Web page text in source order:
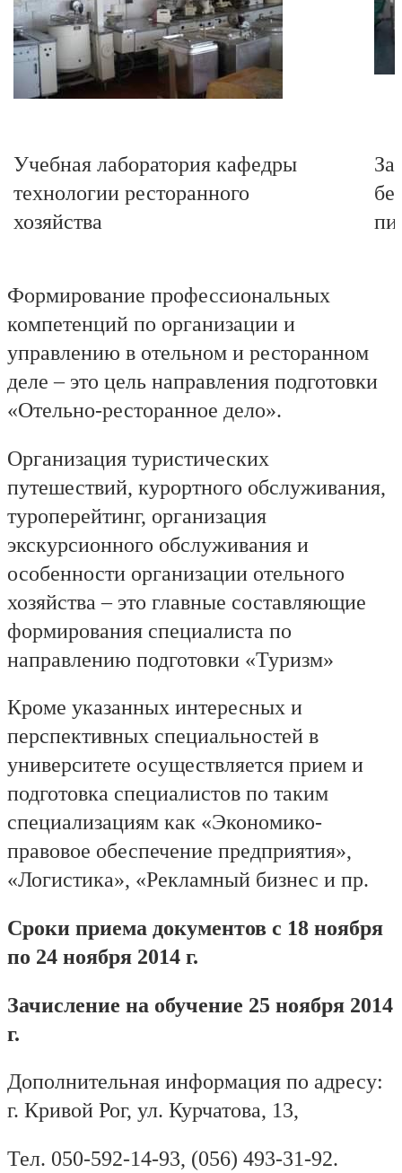
Учебная лаборатория кафедры
технологии ресторанного
хозяйства
Формирование профессиональных
компетенций по организации и
управлению в отельном и ресторанном
деле – это цель направления подготовки
«Отельно-ресторанное дело».
Организация туристических
путешествий, курортного обслуживания,
туроперейтинг, организация
экскурсионного обслуживания и
особенности организации отельного
хозяйства – это главные составляющие
формирования специалиста по
направлению подготовки «Туризм»
Кроме указанных интересных и
перспективных специальностей в
университете осуществляется прием и
подготовка специалистов по таким
специализациям как «Экономико-
правовое обеспечение предприятия»,
«Логистика», «Рекламный бизнес и пр.
Сроки приема документов с 18 ноября
по 24 ноября 2014 г.
Зачисление на обучение 25 ноября 2014
г.
Дополнительная информация по адресу:
г. Кривой Рог, ул. Курчатова, 13,
Тел. 050-592-14-93, (056) 493-31-92.